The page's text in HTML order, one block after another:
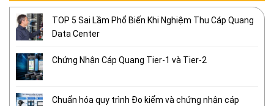
TOP 5 Sai Lầm Phổ Biến Khi Nghiệm Thu Cáp Quang
Data Center
Chứng Nhận Cáp Quang Tier-1 và Tier-2
Chuẩn hóa quy trình Đo kiểm và chứng nhận cáp